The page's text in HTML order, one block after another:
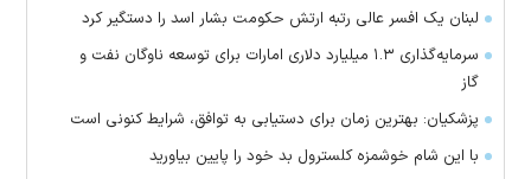
لبنان یک افسر عالی رتبه ارتش حکومت بشار اسد را دستگیر کرد
سرمایه‌گذاری ۱.۳ میلیارد دلاری امارات برای توسعه ناوگان نفت و
گاز
پزشکیان: بهترین زمان برای دستیابی به توافق، شرایط کنونی است
با این شام خوشمزه کلسترول بد خود را پایین بیاورید